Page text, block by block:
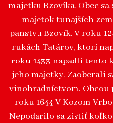
majetku Bzovíka. Obec sa
majetok tunajších
panstvu Bzovík. V roku
rukách Tatárov, ktorí
roku 1433 napadli
jeho majetky. Zaoberali
vinohradníctvom. Obcou
roku 1644 V Kozom
Nepodarilo sa zistiť